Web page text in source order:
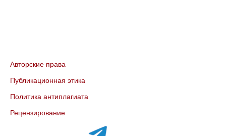
Авторские права
Публикационная этика
Политика антиплагиата
Рецензирование